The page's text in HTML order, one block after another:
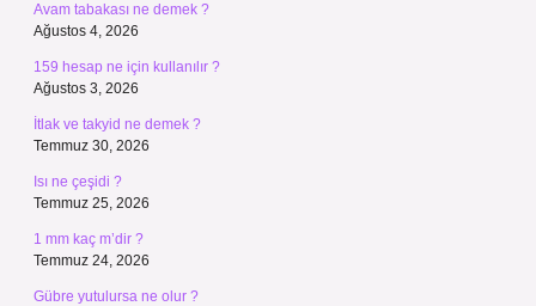
Avam tabakası ne demek ?
Ağustos 4, 2026
159 hesap ne için kullanılır ?
Ağustos 3, 2026
İtlak ve takyid ne demek ?
Temmuz 30, 2026
Isı ne çeşidi ?
Temmuz 25, 2026
1 mm kaç m’dir ?
Temmuz 24, 2026
Gübre yutulursa ne olur ?